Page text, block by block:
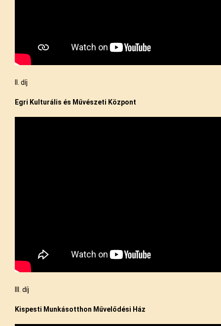
II. díj
Egri Kulturális és Művészeti Központ
III. díj
Kispesti Munkásotthon Művelődési Ház